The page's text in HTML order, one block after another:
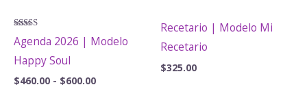
Valorado
con
de 5
Agenda 2026 | Modelo
Happy Soul
$460.00 - $600.00Rango
Recetario | Modelo Mi
Recetario
$325.00